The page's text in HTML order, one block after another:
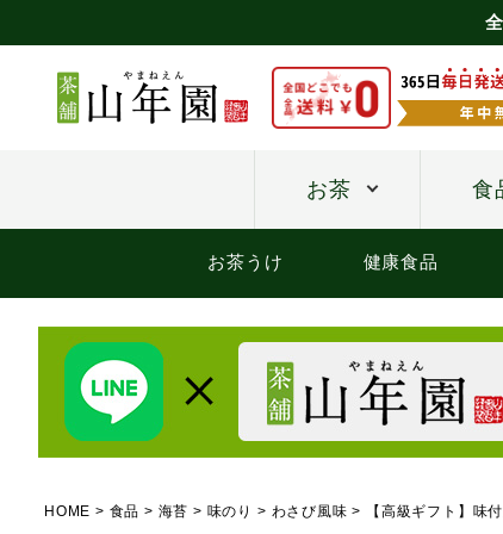
お茶 食
お茶うけ 健康食品
HOME 食品 海苔 味のり わさび風味 【高級ギフト】味